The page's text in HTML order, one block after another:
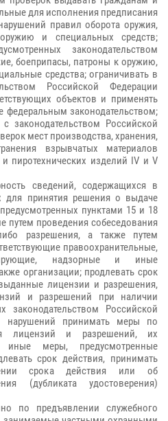
для исполнения предписания
правил оборота оружия,
и специальных средств;
законодательством
боеприпасы, патроны к оружию,
средства; ограничивать в
Российской Федерации
объектов и применять
законодательством;
законодательством Российской
мест производства, хранения,
взрывчатых материалов
пиротехнических изделий IV и V
сведений, содержащихся в
для принятия решения о выдаче
пунктами 15 и 18
путем проведения собеседования
разрешения, а также путем
правоохранительные,
надзорные и иные
организации; продлевать срок
лицензии и разрешения,
и разрешений при наличии
законодательством Российской
нарушений принимать меры по
лицензий и разрешений, их
меры, предусмотренные
срок действия, принимать
срока действия или об
(дубликата удостоверения)
по предъявлении служебного